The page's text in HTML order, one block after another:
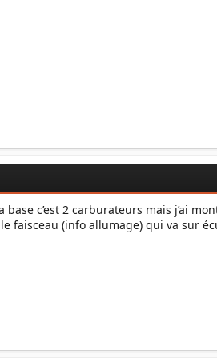
c’est 2 carburateurs mais j’ai
faisceau (info allumage) qui va sur